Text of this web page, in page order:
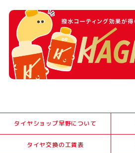
タイヤショップ早野について
タイヤ交換の工賃表